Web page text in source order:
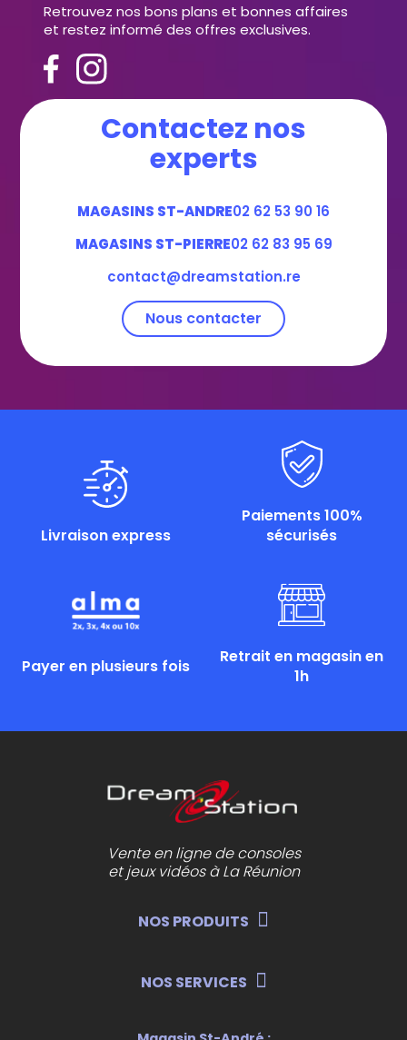
Retrouvez nos bons plans et bonnes affaires
et restez informé des offres exclusives.
Contactez nos
experts
MAGASINS ST-ANDRE02 62 53 90 16
MAGASINS ST-PIERRE02 62 83 95 69
contact@dreamstation.re
Nous contacter
Livraison express
Paiements 100%
sécurisés
Payer en plusieurs fois
Retrait en magasin en
1h
Vente en ligne de consoles
et jeux vidéos à La Réunion
NOS PRODUITS
NOS SERVICES